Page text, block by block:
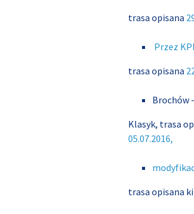
trasa opisana
Przez
trasa opisana
Brochów
Klasyk, trasa
05.07.2016,
trasa opisana